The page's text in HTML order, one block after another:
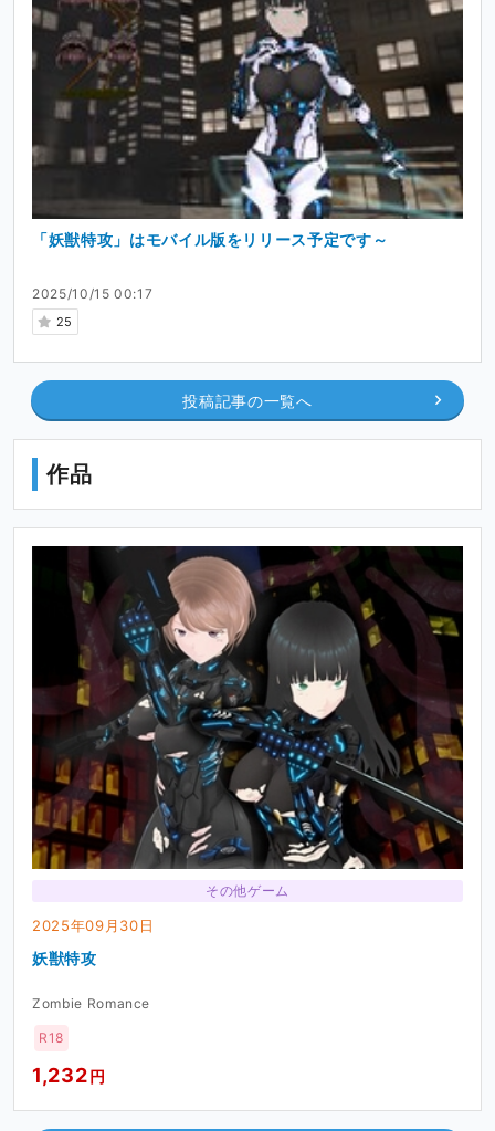
2025/10/15 00:17
25
「妖獣特攻」はモバイル版をリリース予定です～
投稿記事の一覧へ
作品
その他ゲーム
2025年09月30日
妖獣特攻
Zombie Romance
R18
1,232円